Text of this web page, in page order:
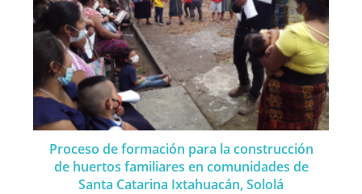
Proceso de formación para la construcción
de huertos familiares en comunidades de
Santa Catarina Ixtahuacán, Sololá